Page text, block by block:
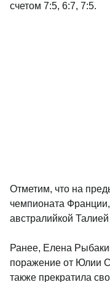
счетом 7:5, 6:7, 7:5.
Отметим, что на
чемпионата
австралийкой
Ранее, Елена
поражение от Юлии
также прекратила